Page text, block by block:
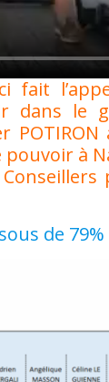
fait
dans le
à
de 79%